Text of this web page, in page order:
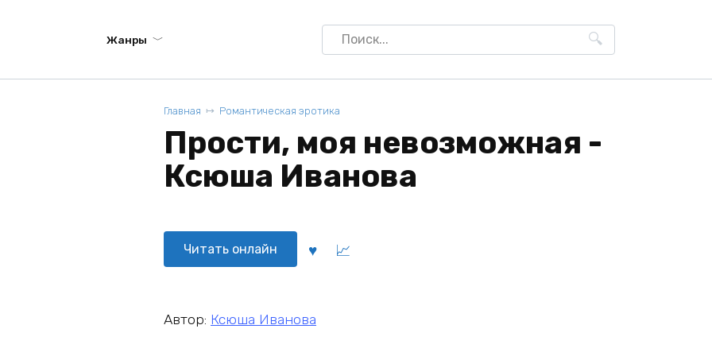
Жанры
Search
for:
Главная Романтическая эротика
Прости, моя невозможная -
Ксюша Иванова
Читать онлайн
Автор: Ксюша Иванова